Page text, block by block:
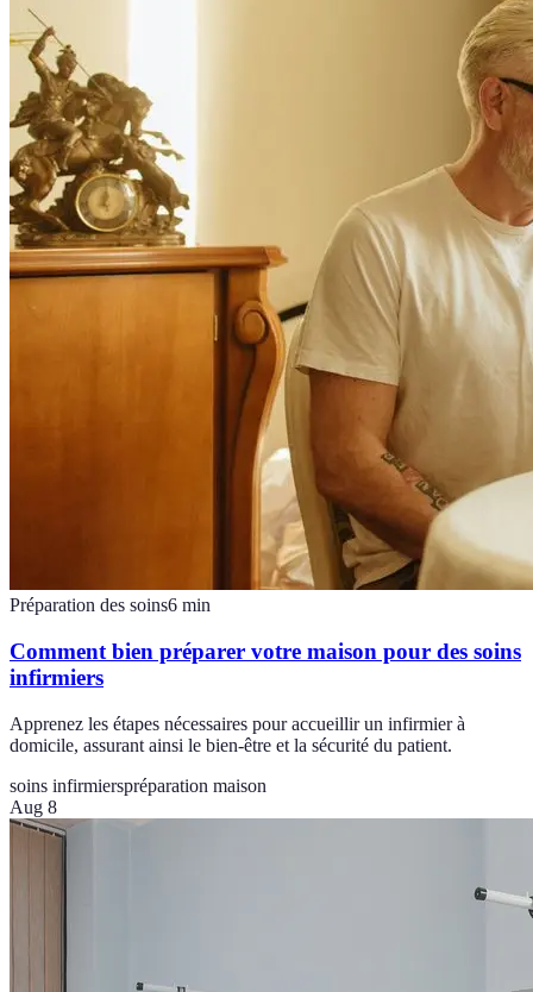
Préparation des soins6 min
Comment bien préparer votre maison pour des soins
infirmiers
Apprenez les étapes nécessaires pour accueillir un infirmier à
domicile, assurant ainsi le bien-être et la sécurité du patient.
soins infirmierspréparation maison
Aug 8